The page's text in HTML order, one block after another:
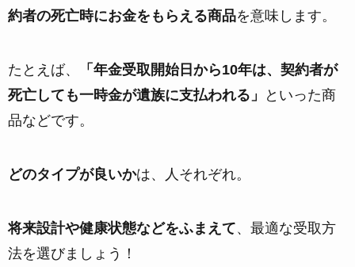
約者の死亡時にお金をもらえる商品を意味します。
たとえば、
「年金受取開始日から10年は、契約者が
死亡しても一時金が遺族に支払われる」
といった商
品などです。
どのタイプが良いかは、人それぞれ。
将来設計や健康状態などをふまえて、最適な受取方
法を選びましょう！